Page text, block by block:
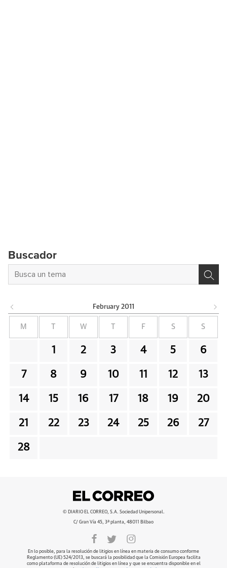
Buscador
February 2011
M W F S S
1 2 3 4 5 6
7 8 9 10 11 12 13
14 15 16 17 18 19 20
21 22 23 24 25 26 27
28
© DIARIO EL CORREO, S.A. Sociedad Unipersonal.
C/ Gran Vía 45, 3ª planta, 48011 Bilbao
En lo posible, para la resolución de litigios en línea en materia de consumo conforme
Reglamento (UE) 524/2013, se buscará la posibilidad que la Comisión Europea facilita
como plataforma de resolución de litigios en línea y que se encuentra disponible en el